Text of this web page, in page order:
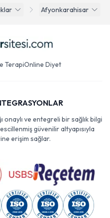
Afyonkarahisar
TerapiOnline Diyet
onaylı ve entegreli bir sağlık bilgi
güvenilir altyapısıyla
erişim sağlar.